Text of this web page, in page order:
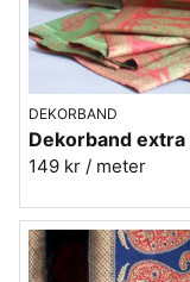
DEKORBAND
149 kr / meter